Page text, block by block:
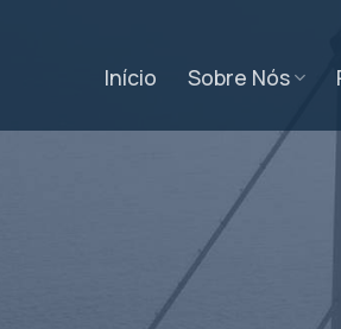
Início Sobre Nós